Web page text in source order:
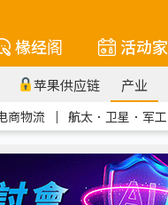
椽经阁 活动家
苹果供应链 产业
商物流 ｜ 航太．卫星．军工